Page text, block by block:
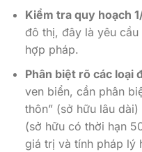
Kiểm tra quy hoạch
đô thị, đây là yêu
hợp pháp.
Phân biệt rõ các loại
ven biển, cần phân
thôn” (sở hữu lâu
(sở hữu có thời hạn
giá trị và tính pháp lý